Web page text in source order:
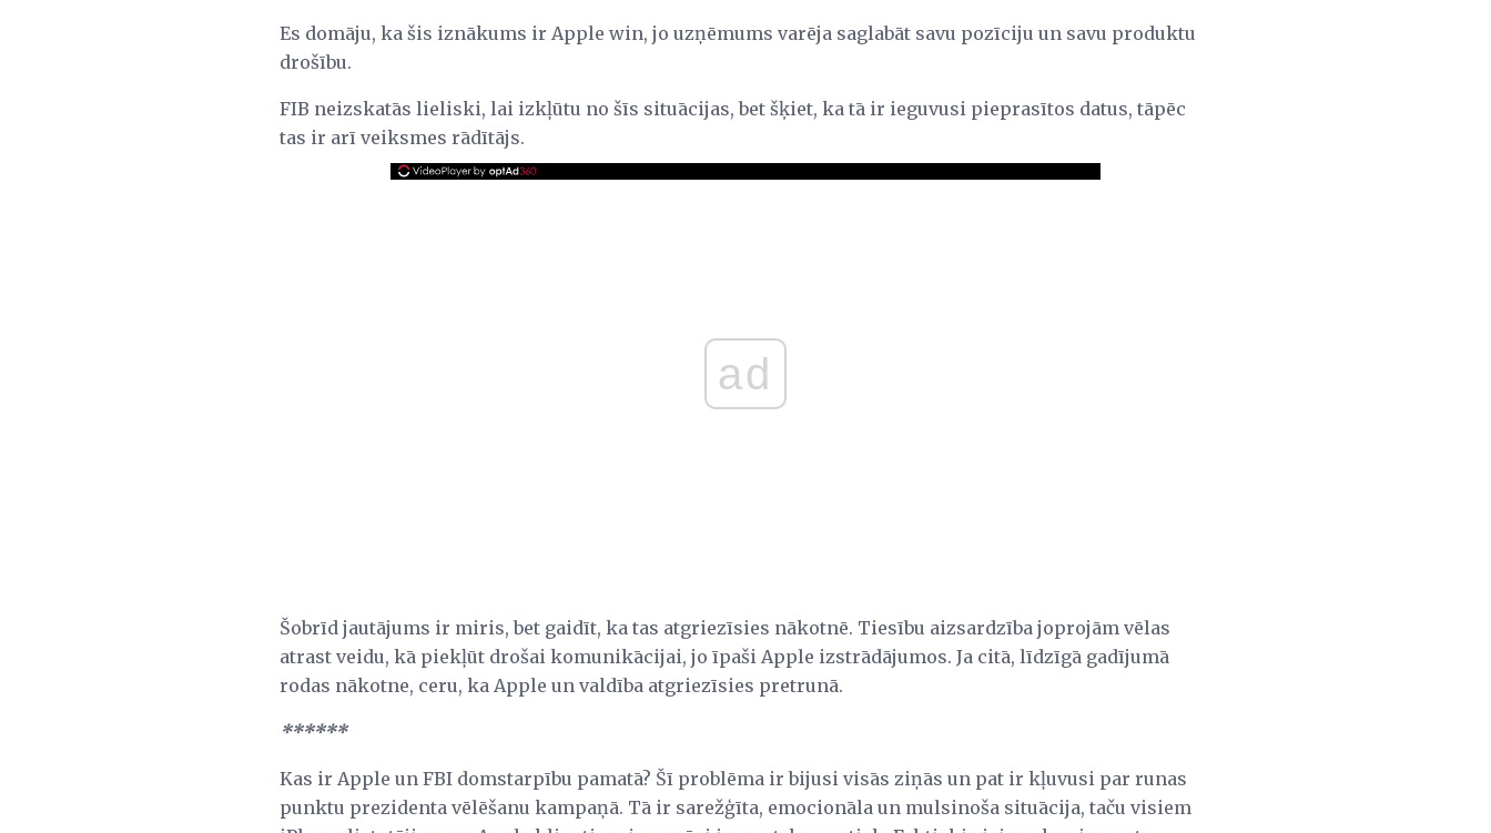
Es domāju, ka šis iznākums ir Apple win, jo uzņēmums varēja saglabāt savu pozīciju un savu produktu
drošību.
FIB neizskatās lieliski, lai izkļūtu no šīs situācijas, bet šķiet, ka tā ir ieguvusi pieprasītos datus, tāpēc
tas ir arī veiksmes rādītājs.
ad
Šobrīd jautājums ir miris, bet gaidīt, ka tas atgriezīsies nākotnē. Tiesību aizsardzība joprojām vēlas
atrast veidu, kā piekļūt drošai komunikācijai, jo īpaši Apple izstrādājumos. Ja citā, līdzīgā gadījumā
rodas nākotne, ceru, ka Apple un valdība atgriezīsies pretrunā.
******
Kas ir Apple un FBI domstarpību pamatā? Šī problēma ir bijusi visās ziņās un pat ir kļuvusi par runas
punktu prezidenta vēlēšanu kampaņā. Tā ir sarežģīta, emocionāla un mulsinoša situācija, taču visiem